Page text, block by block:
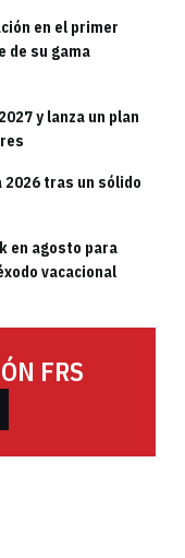
en el primer
de su gama
y lanza un plan
tras un sólido
en agosto para
vacacional
FRS